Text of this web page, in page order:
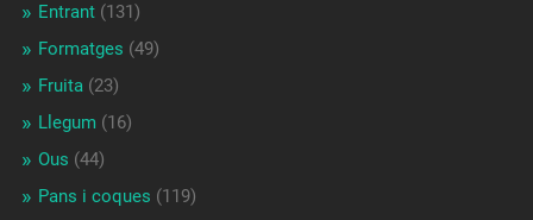
Entrant(131)
Formatges (49)
Fruita(23)
Llegum (16)
Ous (44)
Pans i coques (119)